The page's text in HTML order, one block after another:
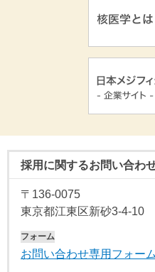
採用に関するお問い合わ
〒136-0075
東京都江東区新砂3-4-10
フォーム
お問い合わせ専用フォー